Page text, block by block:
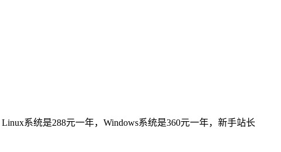
系统是288元一年，Windows系统是360元一年，新手站长